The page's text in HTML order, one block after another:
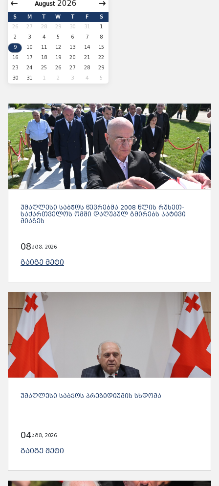
August
S M T W T F S
26 27 28 29 30 31
1
2
3 4 5 6 7
8
9
10 11 12 13 14
15
16
17 18 19 20 21
22
23
24 25 26 27 28
29
30
31 1 2 3 4 5
ᲣᲛᲐᲦᲚᲔᲡᲘ ᲡᲐᲑᲭᲝᲡ ᲬᲔᲕᲠᲔᲑᲛᲐ 2008 ᲬᲚᲘᲡ ᲠᲣᲡᲔᲗ-
ᲡᲐᲥᲐᲠᲗᲕᲔᲚᲝᲡ ᲝᲛᲨᲘ ᲓᲐᲦᲣᲞᲣᲚ ᲒᲛᲘᲠᲔᲑᲡ ᲞᲐᲢᲘᲕᲘ
ᲛᲘᲐᲒᲔᲡ
08აგვ, 2026
ᲒᲐᲘᲒᲔ ᲛᲔᲢᲘ
ᲣᲛᲐᲦᲚᲔᲡᲘ ᲡᲐᲑᲭᲝᲡ ᲞᲠᲔᲖᲘᲓᲘᲣᲛᲘᲡ ᲡᲮᲓᲝᲛᲐ
04აგვ, 2026
ᲒᲐᲘᲒᲔ ᲛᲔᲢᲘ